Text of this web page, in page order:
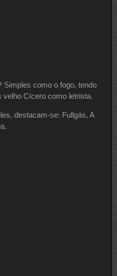
Simples como o fogo, tendo
velho Cícero como letrista.
destacam-se: Fullgás, A